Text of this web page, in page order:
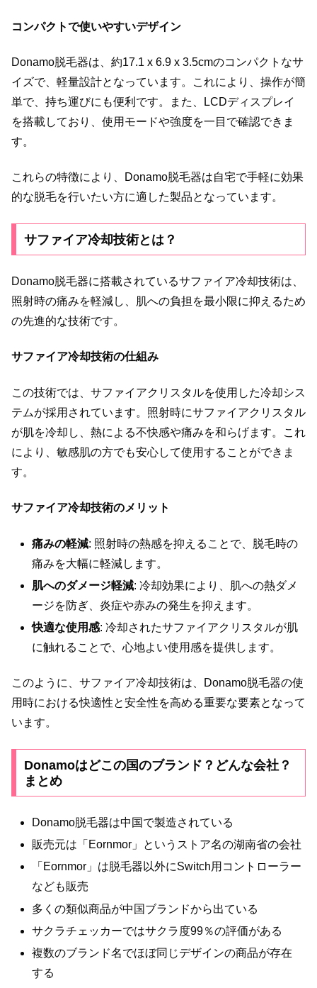
コンパクトで使いやすいデザイン
Donamo脱毛器は、約17.1 x 6.9 x 3.5cmのコンパクトなサ
イズで、軽量設計となっています。これにより、操作が簡
単で、持ち運びにも便利です。また、LCDディスプレイ
を搭載しており、使用モードや強度を一目で確認できま
す。
これらの特徴により、Donamo脱毛器は自宅で手軽に効果
的な脱毛を行いたい方に適した製品となっています。
サファイア冷却技術とは？
Donamo脱毛器に搭載されているサファイア冷却技術は、
照射時の痛みを軽減し、肌への負担を最小限に抑えるため
の先進的な技術です。
サファイア冷却技術の仕組み
この技術では、サファイアクリスタルを使用した冷却シス
テムが採用されています。照射時にサファイアクリスタル
が肌を冷却し、熱による不快感や痛みを和らげます。これ
により、敏感肌の方でも安心して使用することができま
す。
サファイア冷却技術のメリット
痛みの軽減: 照射時の熱感を抑えることで、脱毛時の
痛みを大幅に軽減します。
肌へのダメージ軽減: 冷却効果により、肌への熱ダメ
ージを防ぎ、炎症や赤みの発生を抑えます。
快適な使用感: 冷却されたサファイアクリスタルが肌
に触れることで、心地よい使用感を提供します。
このように、サファイア冷却技術は、Donamo脱毛器の使
用時における快適性と安全性を高める重要な要素となって
います。
Donamoはどこの国のブランド？どんな会社？
まとめ
Donamo脱毛器は中国で製造されている
販売元は「Eornmor」というストア名の湖南省の会社
「Eornmor」は脱毛器以外にSwitch用コントローラー
なども販売
多くの類似商品が中国ブランドから出ている
サクラチェッカーではサクラ度99％の評価がある
複数のブランド名でほぼ同じデザインの商品が存在
する